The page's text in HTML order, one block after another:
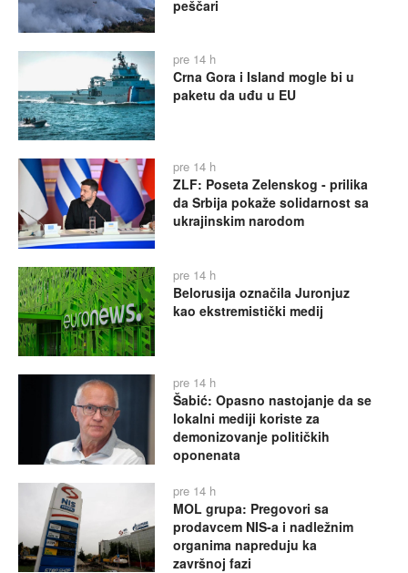
peščari
pre 14 h
Crna Gora i Island mogle bi u
paketu da uđu u EU
pre 14 h
ZLF: Poseta Zelenskog - prilika
da Srbija pokaže solidarnost sa
ukrajinskim narodom
pre 14 h
Belorusija označila Juronjuz
kao ekstremistički medij
pre 14 h
Šabić: Opasno nastojanje da se
lokalni mediji koriste za
demonizovanje političkih
oponenata
pre 14 h
MOL grupa: Pregovori sa
prodavcem NIS-a i nadležnim
organima napreduju ka
završnoj fazi